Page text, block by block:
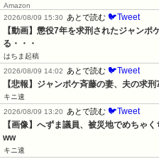
Amazon
2026/08/09 15:30
あとで読む 🐦Tweet
【動画】懲役7年を求刑されたジャン
る・・・
はちま起稿
2026/08/09 14:02
あとで読む 🐦Tweet
【悲報】ジャンポケ斉藤の妻、夫の求
キニ速
2026/08/09 13:20
あとで読む 🐦Tweet
【画像】へずま議員、被災地でめちゃ
ww
キニ速